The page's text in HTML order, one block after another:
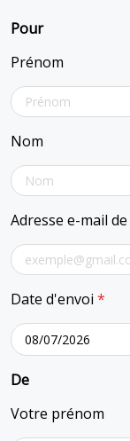
Pour
Prénom
Nom
Adresse e-mail
Date d'envoi *
De
Votre prénom